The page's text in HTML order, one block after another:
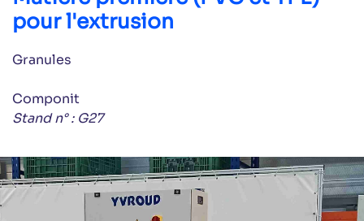
pour l'extrusion
Granules
Componit
Stand n° : G27